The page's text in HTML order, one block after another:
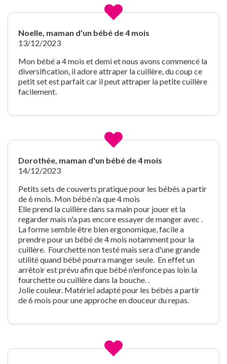
Noelle, maman d'un bébé de 4 mois
13/12/2023
Mon bébé a 4 mois et demi et nous avons commencé la
diversification, il adore attraper la cuillère, du coup ce
petit set est parfait car il peut attraper la petite cuillère
facilement.
Dorothée, maman d'un bébé de 4 mois
14/12/2023
Petits sets de couverts pratique pour les bébés a partir
de 6 mois. Mon bébé n'a que 4 mois
Elle prend la cuillère dans sa main pour jouer et la
regarder mais n'a pas encore essayer de manger avec .
La forme semble être bien ergonomique, facile a
prendre pour un bébé de 4 mois notamment pour la
cuillère. Fourchette non testé mais sera d'une grande
utilité quand bébé pourra manger seule. En effet un
arrêtoir est prévu afin que bébé n'enfonce pas loin la
fourchette ou cuillère dans la bouche. .
Jolie couleur. Matériel adapté pour les bébés a partir
de 6 mois pour une approche en douceur du repas.